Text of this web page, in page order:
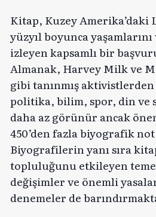
Kitap, Kuzey Amerika’daki
yüzyıl boyunca
izleyen kapsamlı bir
Almanak, Harvey Milk ve
gibi tanınmış aktivistlerden
politika, bilim, spor, din ve
daha az görünür ancak
450’den fazla biyografik
Biyografilerin yanı sıra
topluluğunu etkileyen
değişimler ve önemli
denemeler de